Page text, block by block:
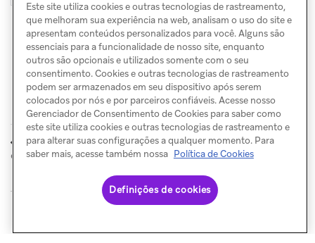
ANTERIORCopiar entre
espaços de trabalho
PRÓXIMO
Prévia
compartilhável
© Braze. All Rights Reserved Privacy Policy
Este site utiliza cookies e outras tecnologias de rastreamento,
que melhoram sua experiência na web, analisam o uso do site e
apresentam conteúdos personalizados para você. Alguns são
essenciais para a funcionalidade de nosso site, enquanto
outros são opcionais e utilizados somente com o seu
consentimento. Cookies e outras tecnologias de rastreamento
podem ser armazenados em seu dispositivo após serem
colocados por nós e por parceiros confiáveis. Acesse nosso
Gerenciador de Consentimento de Cookies para saber como
este site utiliza cookies e outras tecnologias de rastreamento e
para alterar suas configurações a qualquer momento. Para
saber mais, acesse também nossa Política de Cookies
Definições de cookies